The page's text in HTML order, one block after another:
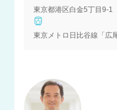
東京都港区白金5丁目9-1
東京メトロ日比谷線「広